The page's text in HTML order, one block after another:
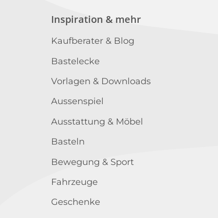
Inspiration & mehr
Kaufberater & Blog
Bastelecke
Vorlagen & Downloads
Aussenspiel
Ausstattung & Möbel
Basteln
Bewegung & Sport
Fahrzeuge
Geschenke